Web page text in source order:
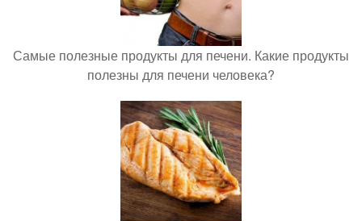
Самые полезные продукты для печени. Какие продукты
полезны для печени человека?